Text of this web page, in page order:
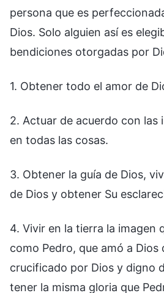
persona que es
Dios. Solo alguien así es
bendiciones otorgadas por
1. Obtener todo el amor de
2. Actuar de acuerdo con las
en todas las cosas.
3. Obtener la guía de Dios,
de Dios y obtener Su
4. Vivir en la tierra la imagen
como Pedro, que amó a Dios
crucificado por Dios y digno
tener la misma gloria que